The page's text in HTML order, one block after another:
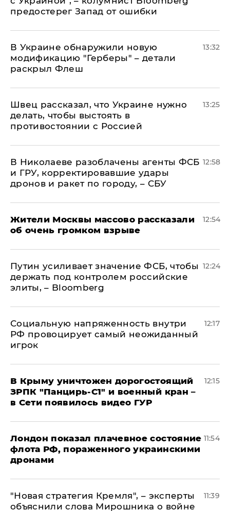
предостерег Запад от ошибки
В Украине обнаружили новую
модификацию "Герберы" – детали
раскрыл Флеш
13:32
Швец рассказал, что Украине нужно
делать, чтобы выстоять в
противостоянии с Россией
13:25
В Николаеве разоблачены агенты ФСБ
и ГРУ, корректировавшие удары
дронов и ракет по городу, – СБУ
12:58
Жители Москвы массово рассказали
об очень громком взрыве
12:54
Путин усиливает значение ФСБ, чтобы
держать под контролем российские
элиты, – Bloomberg
12:24
Социальную напряженность внутри
РФ провоцирует самый неожиданный
игрок
12:17
В Крыму уничтожен дорогостоящий
ЗРПК "Панцирь-С1" и военный кран –
в Сети появилось видео ГУР
12:15
Лондон показал плачевное состояние
флота РФ, пораженного украинскими
дронами
11:54
"Новая стратегия Кремля", – эксперты
объяснили слова Мирошника о войне
11:39